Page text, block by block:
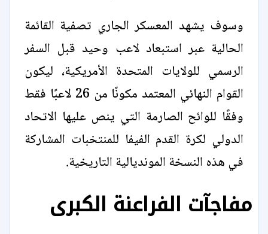
وسوف يشهد المعسكر الجاري تصفية القائمة
الحالية عبر استبعاد لاعب وحيد قبل السفر
الرسمي للولايات المتحدة الأمريكية، ليكون
القوام النهائي المعتمد مكونًا من 26 لاعبًا فقط
وفقًا للوائح الصارمة التي ينص عليها الاتحاد
الدولي لكرة القدم الفيفا للمنتخبات المشاركة
في هذه النسخة المونديالية التاريخية.
مفاجآت الفراعنة الكبرى